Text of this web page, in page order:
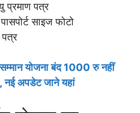
प्रमाण पत्र
साइज फोटो
योजना बंद 1000 रु नहीं
नई अपडेट जाने यहां